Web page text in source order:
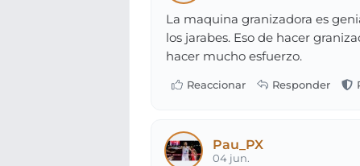
La maquina granizadora es
los jarabes. Eso de hacer
hacer mucho esfuerzo.
Pau_PX
04 jun.